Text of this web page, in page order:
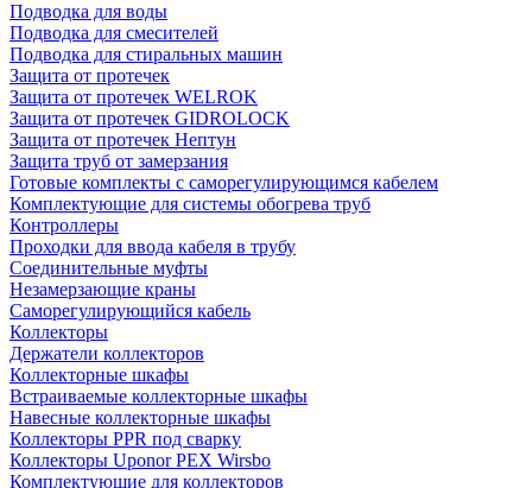
Подводка для воды
Подводка для смесителей
Подводка для стиральных машин
Защита от протечек
Защита от протечек WELROK
Защита от протечек GIDROLOCK
Защита от протечек Нептун
Защита труб от замерзания
Готовые комплекты с саморегулирующимся кабелем
Комплектующие для системы обогрева труб
Контроллеры
Проходки для ввода кабеля в трубу
Соединительные муфты
Незамерзающие краны
Саморегулирующийся кабель
Коллекторы
Держатели коллекторов
Коллекторные шкафы
Встраиваемые коллекторные шкафы
Навесные коллекторные шкафы
Коллекторы PPR под сварку
Коллекторы Uponor PEX Wirsbo
Комплектующие для коллекторов